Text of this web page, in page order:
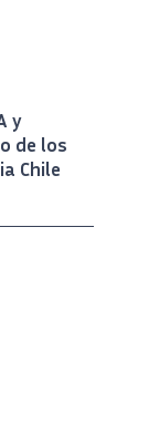
y
de los
Chile